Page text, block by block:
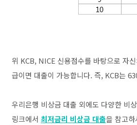
위 KCB, NICE 신용점수를 바탕으로 자
급이면 대출이 가능합니다. 즉, KCB는
우리은행 비상금 대출 외에도 다양한 비
링크에서 최저금리 비상금 대출을 참고